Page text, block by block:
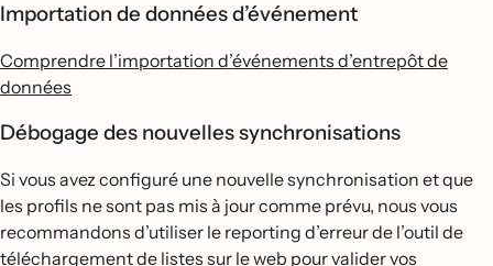
Importation de données d’événement
Comprendre l’importation d’événements d’entrepôt de
données
Débogage des nouvelles synchronisations
Si vous avez configuré une nouvelle synchronisation et que
les profils ne sont pas mis à jour comme prévu, nous vous
recommandons d’utiliser le reporting d’erreur de l’outil de
téléchargement de listes sur le web pour valider vos